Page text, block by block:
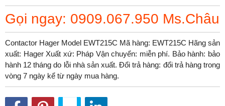
Gọi ngay: 0909.067.950 Ms.Châu
Contactor Hager Model EWT215C Mã hàng: EWT215C Hãng sản
xuất: Hager Xuất xứ: Pháp Vận chuyển: miễn phí. Bảo hành: bảo
hành 12 tháng do lỗi nhà sản xuất. Đổi trả hàng: đổi trả hàng trong
vòng 7 ngày kể từ ngày mua hàng.